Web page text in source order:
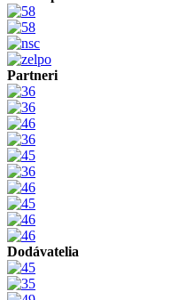
Partneri
Dodávatelia